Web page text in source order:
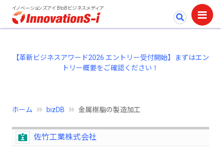
イノベーションズアイ BtoBビジネスメディア
【革新ビジネスアワード2026 エントリー受付開始】まずはエン
トリー概要をご確認ください！
ホーム bizDB 金属樹脂の製造加工
佐竹工業株式会社